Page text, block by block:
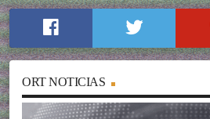
ORT NOTICIAS